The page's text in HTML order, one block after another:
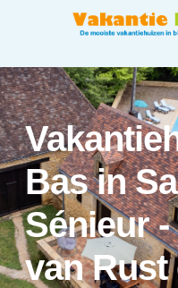
Bas in
Sénieur
van Rust